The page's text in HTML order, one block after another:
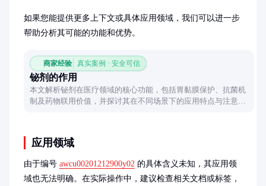
如果您能提供更多上下文或具体应用领域，我们可以进一步
帮助分析其可能的功能和优势。
商家经验 真实案例 · 安全可信
铋剂的作用
本文解析铋剂在医疗领域的核心功能，包括胃黏膜保护、抗菌机
制及药物联用价值，并探讨其在不同场景下的应用特点与注意事
应用领域
由于编号 awcu00201212900y02 的具体含义未知，其应用领
域也无法明确。在实际操作中，建议检查相关文档或标签，